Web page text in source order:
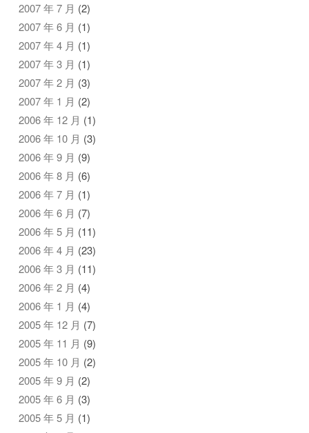
2007 年 7 月 (2)
2007 年 6 月 (1)
2007 年 4 月 (1)
2007 年 3 月 (1)
2007 年 2 月 (3)
2007 年 1 月 (2)
2006 年 12 月 (1)
2006 年 10 月 (3)
2006 年 9 月 (9)
2006 年 8 月 (6)
2006 年 7 月 (1)
2006 年 6 月 (7)
2006 年 5 月 (11)
2006 年 4 月 (23)
2006 年 3 月 (11)
2006 年 2 月 (4)
2006 年 1 月 (4)
2005 年 12 月 (7)
2005 年 11 月 (9)
2005 年 10 月 (2)
2005 年 9 月 (2)
2005 年 6 月 (3)
2005 年 5 月 (1)